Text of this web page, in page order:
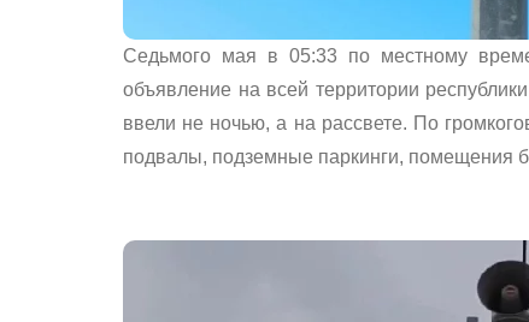
Седьмого мая в 05:33 по местному
объявление на всей территории
ввели не ночью, а на рассвете. По
подвалы, подземные паркинги, помещения